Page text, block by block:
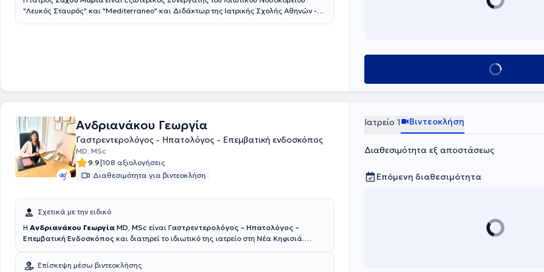
"Λευκός Σταυρός" και "Mediterraneo" και Διδάκτωρ της Ιατρικής Σχολής Αθηνών -
Κλείσε ραντεβού
Ανδριανάκου Γεωργία
Γαστρεντερολόγος - Ηπατολόγος - Επεμβατική ενδοσκόπος
MD, MSc
9.9|108 αξιολογήσεις
Διαθεσιμότητα για βιντεοκλήση
Σχετικά με την ειδικό
H Ανδριανάκου Γεωργία MD, MSc είναι Γαστρεντερολόγος – Ηπατολόγος –
Επεμβατική Ενδοσκόπος και διατηρεί το ιδιωτικό της ιατρείο στη Νέα Κηφισιά.
Ερρίκος Ντυνάν , όπου διενεργεί όλες τις απαραίτητες ενδοσκοπικές πράξεις :
Επίσκεψη μέσω βιντεοκλήσης
Ιατρείο 1 Βιντεοκλήση
Διαθεσιμότητα εξ αποστάσεως
Επόμενη διαθεσιμότητα